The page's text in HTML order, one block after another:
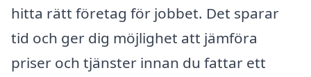
hitta rätt företag för jobbet. Det sparar
tid och ger dig möjlighet att jämföra
priser och tjänster innan du fattar ett